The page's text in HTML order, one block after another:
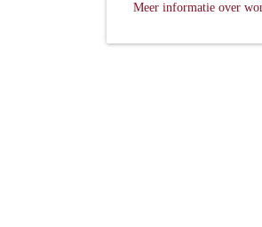
Meer informatie over